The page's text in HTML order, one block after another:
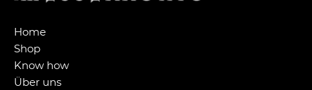
Home
Shop
Know how
Über uns